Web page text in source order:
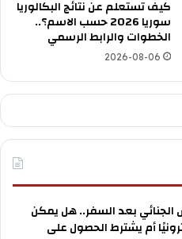
كيف تستعلم عن نتائج البكالوريا
سوريا 2026 حسب الاسم؟..
الخطوات والرابط الرسمي
2026-08-06
الجنائي بعد السفر.. هل يمكن
أم يشترط الحصول على